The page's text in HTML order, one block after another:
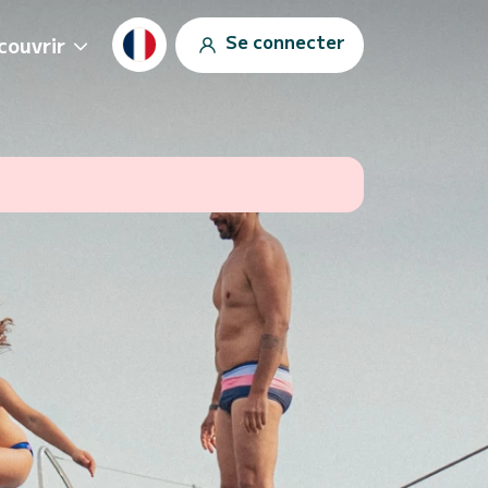
Se connecter